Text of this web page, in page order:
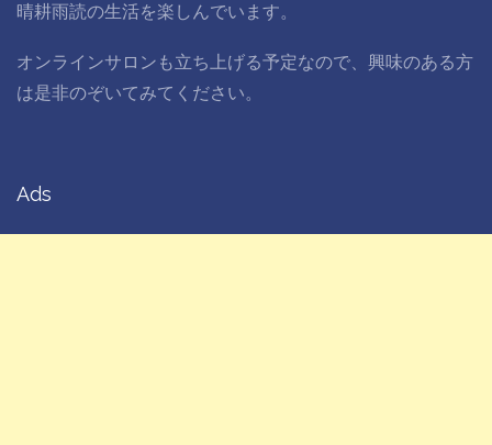
晴耕雨読の生活を楽しんでいます。
オンラインサロンも立ち上げる予定なので、興味のある方
は是非のぞいてみてください。
Ads